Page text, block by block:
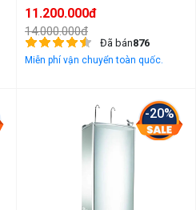
11.200.000đ
14.000.000đ
Đã bán876
Miễn phí vận chuyển toàn quốc.
-20%